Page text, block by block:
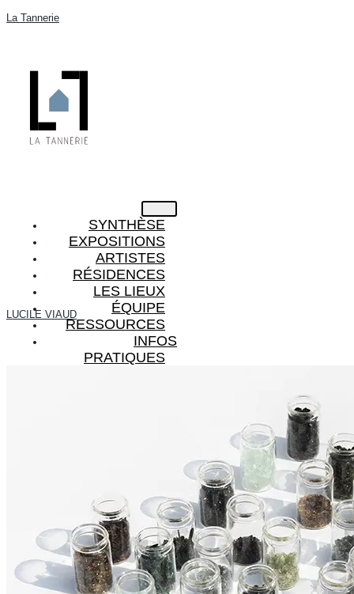
La Tannerie
SYNTHÈSE
EXPOSITIONS
ARTISTES
RÉSIDENCES
LES LIEUX
ÉQUIPE
RESSOURCES
INFOS
PRATIQUES
LUCILE VIAUD